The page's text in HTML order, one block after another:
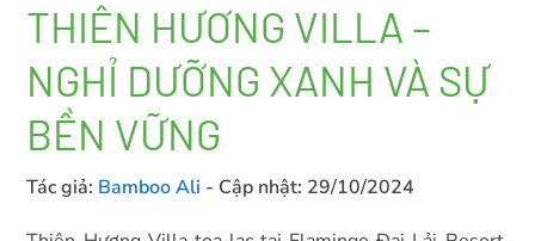
THIÊN HƯƠNG VILLA –
NGHỈ DƯỠNG XANH VÀ SỰ
BỀN VỮNG
Tác giả: Bamboo Ali - Cập nhật: 29/10/2024